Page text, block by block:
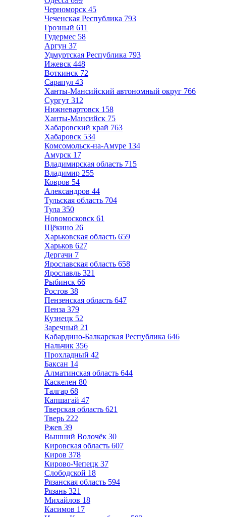
Черноморск 45
Чеченская Республика 793
Грозный 611
Гудермес 58
Аргун 37
Удмуртская Республика 793
Ижевск 448
Воткинск 72
Сарапул 43
Ханты-Мансийский автономный округ 766
Сургут 312
Нижневартовск 158
Ханты-Мансийск 75
Хабаровский край 763
Хабаровск 534
Комсомольск-на-Амуре 134
Амурск 17
Владимирская область 715
Владимир 255
Ковров 54
Александров 44
Тульская область 704
Тула 350
Новомосковск 61
Щёкино 26
Харьковская область 659
Харьков 627
Дергачи 7
Ярославская область 658
Ярославль 321
Рыбинск 66
Ростов 38
Пензенская область 647
Пенза 379
Кузнецк 52
Заречный 21
Кабардино-Балкарская Республика 646
Нальчик 356
Прохладный 42
Баксан 14
Алматинская область 644
Каскелен 80
Талгар 68
Капшагай 47
Тверская область 621
Тверь 222
Ржев 39
Вышний Волочёк 30
Кировская область 607
Киров 378
Кирово-Чепецк 37
Слободской 18
Рязанская область 594
Рязань 321
Михайлов 18
Касимов 17